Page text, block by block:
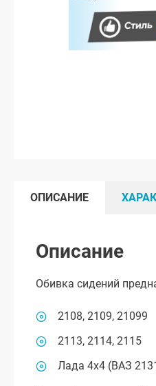
ОПИСАНИЕ
Описание
Обивка сидений
2108, 2109, 21099
2113, 2114, 2115
Лада 4х4 (ВАЗ